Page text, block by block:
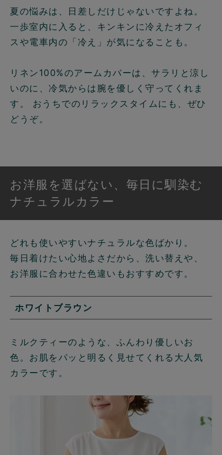
夏の悩みは、日差しだけじゃないですよね。
一歩室内に入ると、キンキンに冷えたオフィ
スや電車内の「冷え」が気になることも。
リネン100%のアームカバーは、サラリと涼し
いのに、冷気からは腕を優しく守ってくれま
す。 おうちでのリラックスタイムにも、ぜひ
どうぞ。
お洋服を選ばない、毎日に馴染む
ナチュラルカラー
どれも使いやすいナチュラルな色ばかり。
毎日着けたい心地よさだから、洗い替えや、
お洋服に合わせた色違いもおすすめです。
ホワイトブラウン
ミルクティーのような、ふんわり優しいお
色。お肌をパッと明るく見せてくれる大人気
カラーです。